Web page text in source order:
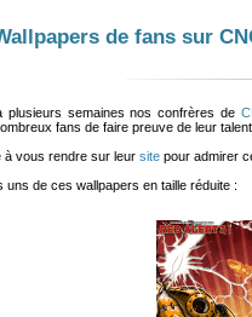
de fans sur
plusieurs semaines nos confrères de
fans de faire preuve de leur
à vous rendre sur leur sitepour admirer
uns de ces wallpapers en taille réduite :